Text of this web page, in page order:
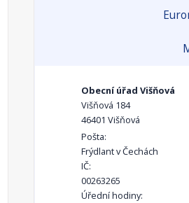
Obecní úřad Višňová
Višňová 184
46401 Višňová
Pošta:
Frýdlant v Čechách
IČ:
00263265
Úřední hodiny: